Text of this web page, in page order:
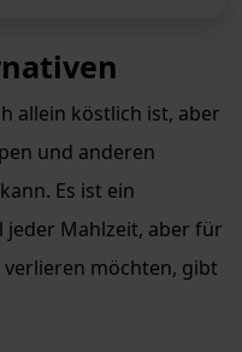
allein köstlich ist, aber
und anderen
Es ist ein
Mahlzeit, aber für
verlieren möchten, gibt